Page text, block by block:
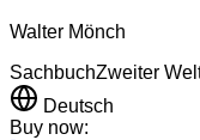
Walter Mönch
SachbuchZweiter
Deutsch
Buy now: